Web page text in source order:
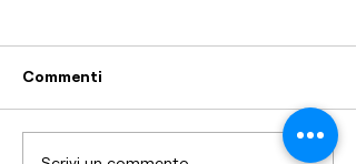
Commenti